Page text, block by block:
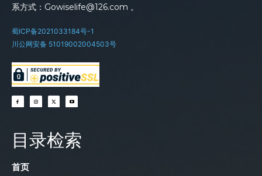
系方式：Gowiselife@126.com 。
蜀ICP备2021033184号-1
川公网安备 51019002004503号
目录检索
首页